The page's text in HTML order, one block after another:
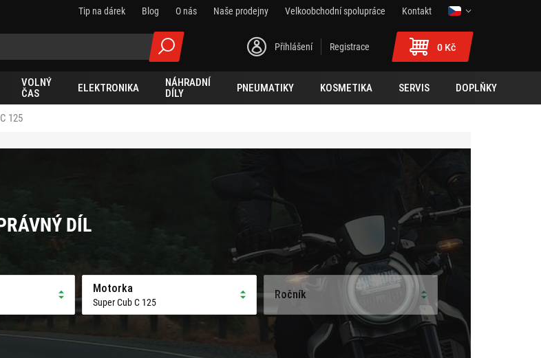
Tip na dárek Blog O nás Naše prodejny Velkoobchodní spolupráce
Kontakt
Přihlášení Registrace 0 Kč
VOLNÝ
ČAS
ELEKTRONIKA
NÁHRADNÍ
DÍLY
PNEUMATIKY KOSMETIKA SERVIS DOPLŇKY
125
DÍL
Motorka
Super Cub C 125
Ročník